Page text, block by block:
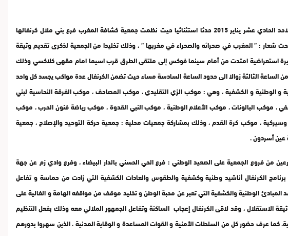
شهدت مدينة بني ملال يوم الاحد الحادي عشر يناير 2015 حدثا استثنائيا حيث نظمت جمعية كشافة المغرب فرع بني ملال كرنفالها
شعار : ” المغرب في صحرائه والصحراء في مغربها ” ، وذلك تخليدا من الجمعية لذكرى تقديم وثيقة
استعراضية امتدت من أمام سينما فوكس إلى ملتقى الطرق قرب اسيما امام مقهى كلاكسي وذلك
الساعة الثالثة زوالا الى حدود الساعة السادسة مساء حيث تضمن الكرنفال عدة مواكب يجسد كل واحد
و الوطنية و الكشفية ، وهي : موكب الزي التقليدي ، موكب المصاحف ، موكب الفرقة النحاسية لبني
، موكب البالونات ، موكب الأعلام الوطنية ، موكب النبي القدوة ، موكب رياضة فنون الحرب ، موكب
، موكب كرة القدم ، وذلك بمشاركة جمعيات محلية : جمعية حركة التوحيد والإصلاح ، جمعية
عين أسردون .
من فروع الجمعية على الصعيد الوطني : فرع الحي الحسني بالدار البيضاء ، وفرع وادي زم عن جهة
الكرنفال أناشيد وطنية وكشفية والطقوس والعادات الكشفية التي زادت من حماسة و تفاعل
الوطنية والكشفية التي تعبر عن محبة الوطن و تخليد موقف من مواقفه الهامة و الغالية على
الاستقلال ، وقد لاقى الكرنفال إعجاب الساكنة وتفاعل الجمهور الملالي معه وذلك بفعل التنظيم
عرف حضور كل من السلطات الأمنية و القوات المساعدة و الوقاية المدنية ، الذين سهروا بدورهم